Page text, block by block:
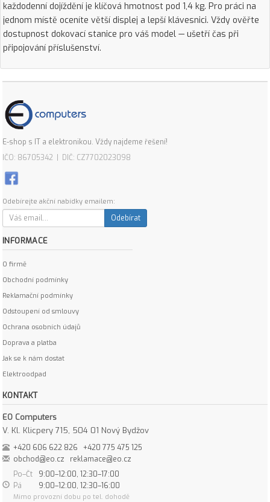
každodenní dojíždění je klíčová hmotnost pod 1,4 kg. Pro práci na
jednom místě oceníte větší displej a lepší klávesnici. Vždy ověřte
dostupnost dokovací stanice pro váš model — ušetří čas při
připojování příslušenství.
E-shop s IT a elektronikou. Vždy najdeme řešení!
IČO: 86705342 | DIČ: CZ7702023098
Odebírejte akční nabídky emailem:
Odebírat
INFORMACE
O firmě
Obchodní podmínky
Reklamační podmínky
Odstoupení od smlouvy
Ochrana osobních údajů
Doprava a platba
Jak se k nám dostat
Elektroodpad
KONTAKT
EO Computers
V. Kl. Klicpery 715, 504 01 Nový Bydžov
+420 606 622 826
+420 775 475 125
obchod@eo.cz
reklamace@eo.cz
Po–Čt
9:00–12:00, 12:30–17:00
Pá
9:00–12:00, 12:30–16:00
Mimo provozní dobu po tel. dohodě